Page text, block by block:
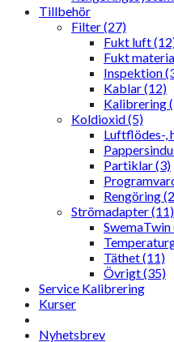
Tillbehör
Filter (27)
Fukt luft
Fukt
Inspektion
Kablar (12)
Kalibrering
Koldioxid (5)
Luftflödes-,
Partiklar (3)
Rengöring
Strömadapter (11)
SwemaTwin
Täthet (11)
Övrigt (35)
Service Kalibrering
Kurser
Nyhetsbrev